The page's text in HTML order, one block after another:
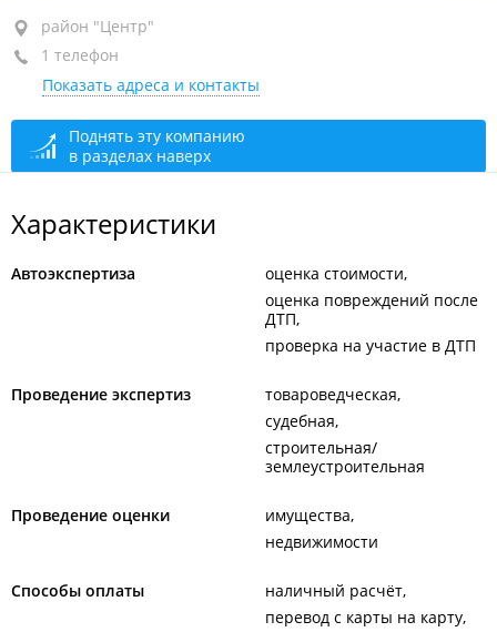
район "Центр", ул. Нерчинская, 10
оф. 106
+7 924 739-55-55
Зимний режим работы открыто: 09:00–17:00
Летний режим работы
район "Центр"
1 телефон
Показать адреса и контакты
Поднять эту компанию
в разделах наверх
Характеристики
Автоэкспертиза
оценка стоимости
оценка повреждений после
ДТП
проверка на участие в ДТП
Проведение экспертиз
товароведческая
судебная
строительная/
землеустроительная
Проведение оценки
имущества
недвижимости
Способы оплаты
наличный расчёт
перевод с карты на карту